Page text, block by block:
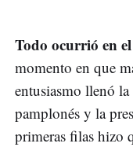
Todo ocurrió en
momento en que
entusiasmo llenó
pamplonés y la
primeras filas hizo